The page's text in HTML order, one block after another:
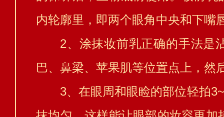
内轮廓里，即两个眼角中央和下嘴
2、涂抹妆前乳正确的手法是
巴、鼻梁、苹果肌等位置点上，然
3、在眼周和眼睑的部位轻拍